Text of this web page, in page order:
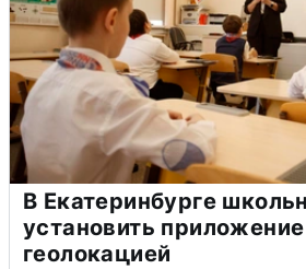
В Екатеринбурге
установить
геолокацией